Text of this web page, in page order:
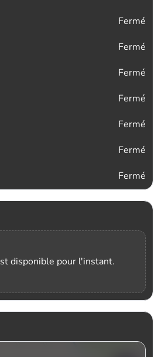
Fermé
Fermé
Fermé
Fermé
Fermé
Fermé
Fermé
disponible pour l'instant.